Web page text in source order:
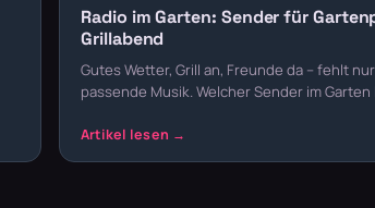
Radio im Garten: Sender für
Grillabend
Gutes Wetter, Grill an, Freunde da – fehlt
passende Musik. Welcher Sender im Garten